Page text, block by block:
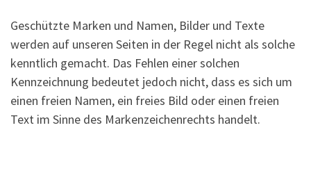
Geschützte Marken und Namen, Bilder und Texte
werden auf unseren Seiten in der Regel nicht als solche
kenntlich gemacht. Das Fehlen einer solchen
Kennzeichnung bedeutet jedoch nicht, dass es sich um
einen freien Namen, ein freies Bild oder einen freien
Text im Sinne des Markenzeichenrechts handelt.